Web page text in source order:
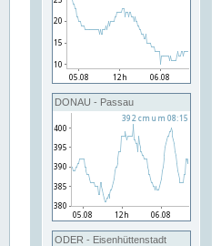
DONAU - Passau
ODER - Eisenhüttenstadt